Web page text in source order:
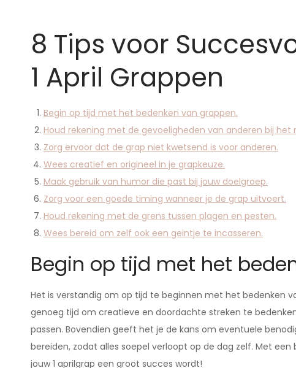
8 Tips voor
1 April Grappen
Begin op tijd met het bedenken van grappen.
Houd rekening met de gevoeligheden van anderen bij het
Zorg ervoor dat de grap niet kwetsend is voor anderen.
Wees creatief en origineel in je grapkeuze.
Maak gebruik van humor die past bij jouw doelgroep.
Zorg voor een goede timing wanneer je de grap uitvoert.
Houd rekening met de grens tussen plagen en pesten.
Wees bereid om zelf ook een geintje te incasseren.
Begin op tijd met het
Het is verstandig om op tijd te beginnen met het bedenken
genoeg tijd om creatieve en doordachte streken te
passen. Bovendien geeft het je de kans om eventuele
bereiden, zodat alles soepel verloopt op de dag zelf. Met
jouw 1 aprilgrap een groot succes wordt!